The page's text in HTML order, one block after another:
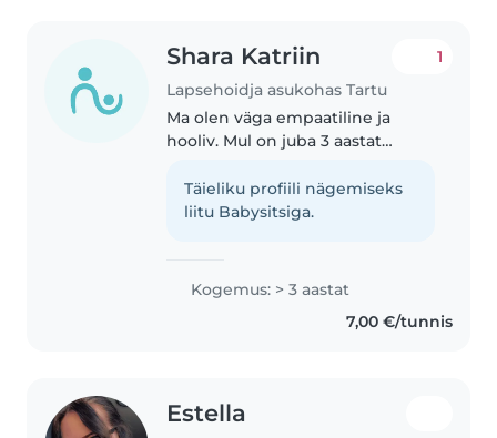
Shara Katriin
Lapsehoidja asukohas Tartu
1
Ma olen väga empaatiline ja
hooliv. Mul on juba 3 aastat
erinevate vanusegruppidega
alustades väikelastest kuni
Täieliku profiili nägemiseks
liitu Babysitsiga.
Kogemus: > 3 aastat
7,00 €/tunnis
Estella